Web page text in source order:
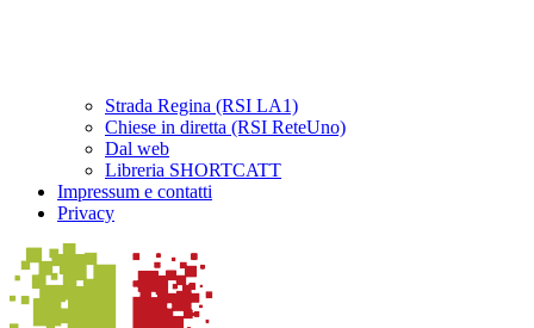
Strada Regina (RSI LA1)
Chiese in diretta (RSI ReteUno)
Dal web
Libreria SHORTCATT
Impressum e contatti
Privacy